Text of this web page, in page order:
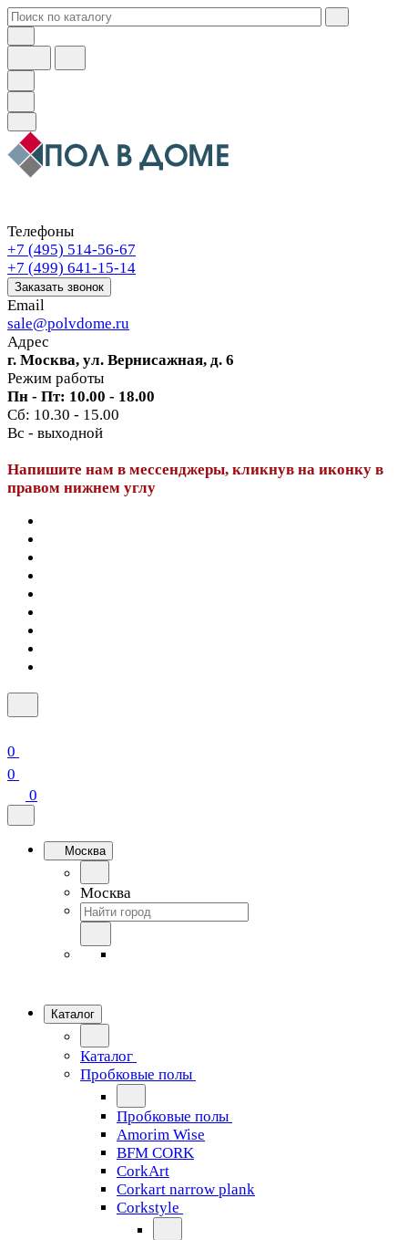
Телефоны
+7 (495) 514-56-67
+7 (499) 641-15-14
Заказать звонок
Email
sale@polvdome.ru
Адрес
г. Москва, ул. Вернисажная, д. 6
Режим работы
Пн - Пт: 10.00 - 18.00
Сб: 10.30 - 15.00
Вс - выходной
Напишите нам в мессенджеры, кликнув на иконку в
правом нижнем углу
0
0
0
Москва
Москва
Каталог
Каталог
Пробковые полы
Пробковые полы
Amorim Wise
BFM CORK
CorkArt
Corkart narrow plank
Corkstyle